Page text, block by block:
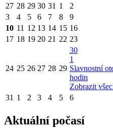
27 28 29 30 31 1
2
3
4 5 6 7 8
9
10 11 12 13 14 15 16
17 18 19 20 21 22 23
24 25 26 27 28 29
30
1
Slavnostní
hodin
Zobrazit
31 1 2 3 4 5 6
Aktuální počasí